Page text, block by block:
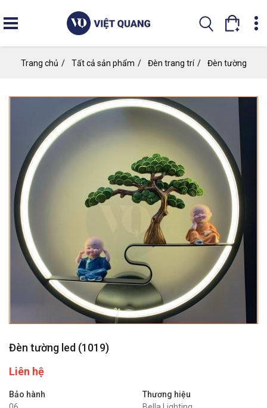
nội
Trang chủ Tất cả sản phẩm Đèn trang trí Đèn tường
Đèn tường led (1019)
Liên hệ
Bảo hành
Thương hiệu